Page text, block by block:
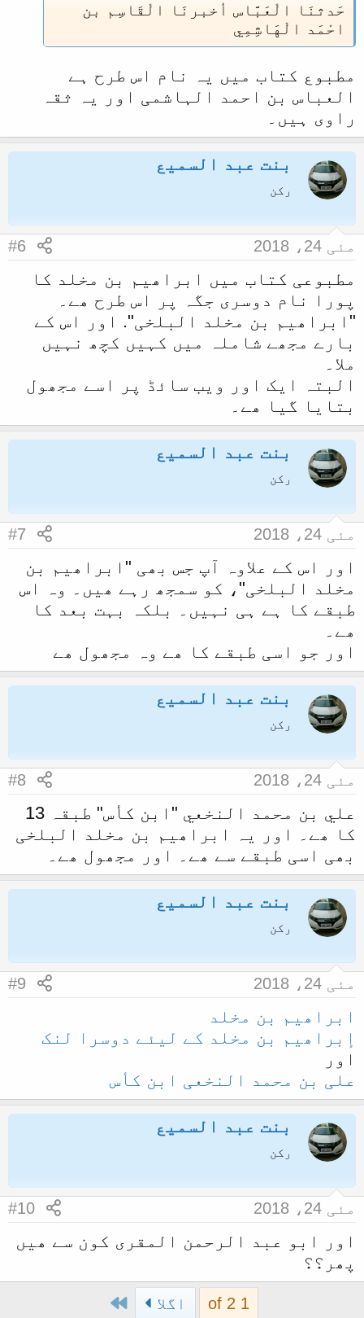
حَدثنَا الْعَبَّاس أخبرنَا الْقَاسِم بن
احْمَد الْهَاشِمِي
مطبوع کتاب میں یہ نام اس طرح ہے
العباس بن احمد الہاشمی اور یہ ثقہ
راوی ہیں۔
بنت عبد السمیع
رکن
مئی 24، 2018 #6
مطبوعی کتاب میں ابراھیم بن مخلد کا
پورا نام دوسری جگہ پر اس طرح ھے۔
"ابراھیم بن مخلد البلخی". اور اس کے
بارے مجھے شاملہ میں کہیں کچھ نہیں
ملا۔
البتہ ایک اور ویب سائڈ پر اسے مجھول
بتایا گیا ھے۔
بنت عبد السمیع
رکن
مئی 24، 2018 #7
اور اس کے علاوہ آپ جس بھی "ابراھیم بن
مخلد البلخی"، کو سمجھ رہے ھیں۔ وہ اس
طبقے کا ہے ہی نہیں۔ بلکہ بہت بعد کا
ھے۔
اور جو اسی طبقے کا ھے وہ مجھول ھے
بنت عبد السمیع
رکن
مئی 24، 2018 #8
علي بن محمد النخعي "ابن كأس" طبقہ 13
کا ھے۔ اور یہ ابراھیم بن مخلد البلخی
بھی اسی طبقے سے ھے۔ اور مجھول ھے۔
بنت عبد السمیع
رکن
مئی 24، 2018 #9
ابراھیم بن مخلد
إبراھیم بن مخلد کے لیئے دوسرا لنک
اور
علی بن محمد النخعی ابن کأس
بنت عبد السمیع
رکن
مئی 24، 2018 #10
اور ابو عبد الرحمن المقری کون سے ھیں
پھر؟؟
1 of 2 اگلا Last